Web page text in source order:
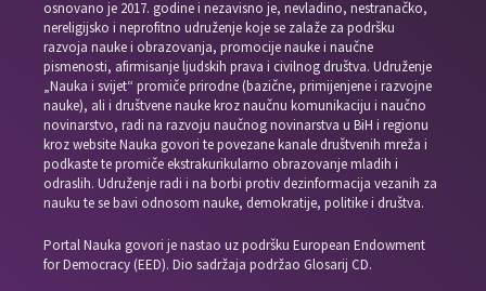
osnovano je 2017. godine i nezavisno je, nevladino, nestranačko,
nereligijsko i neprofitno udruženje koje se zalaže za podršku
razvoja nauke i obrazovanja, promocije nauke i naučne
pismenosti, afirmisanje ljudskih prava i civilnog društva. Udruženje
„Nauka i svijet“ promiče prirodne (bazične, primijenjene i razvojne
nauke), ali i društvene nauke kroz naučnu komunikaciju i naučno
novinarstvo, radi na razvoju naučnog novinarstva u BiH i regionu
kroz website Nauka govori te povezane kanale društvenih mreža i
podkaste te promiče ekstrakurikularno obrazovanje mladih i
odraslih. Udruženje radi i na borbi protiv dezinformacija vezanih za
nauku te se bavi odnosom nauke, demokratije, politike i društva.
Portal Nauka govori je nastao uz podršku European Endowment
for Democracy (EED). Dio sadržaja podržao Glosarij CD.